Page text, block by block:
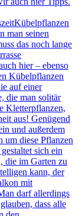
Kübelpflanzen
man seinen
das noch lange
hier – ebenso
Kübelpflanzen
auf einer
die man solitär
Kletterpflanzen,
aus! Genügend
und außerdem
um diese Pflanzen
sich ein
die im Garten zu
kann, der
mit
darf allerdings
dass alle